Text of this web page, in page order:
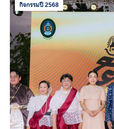
กิจกรรมปี 2568